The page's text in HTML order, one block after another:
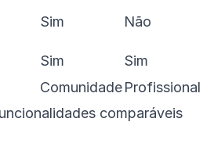
Sim Não
Sim
Sim
ComunidadeProfissional
comparáveis